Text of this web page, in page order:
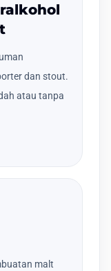
dan stout.
atau tanpa
malt